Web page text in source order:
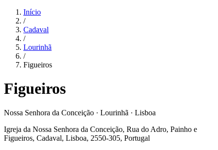
Início
/
Cadaval
/
Lourinhã
/
Figueiros
Figueiros
Nossa Senhora da Conceição · Lourinhã · Lisboa
Igreja da Nossa Senhora da Conceição, Rua do Adro, Painho e
Figueiros, Cadaval, Lisboa, 2550-305, Portugal